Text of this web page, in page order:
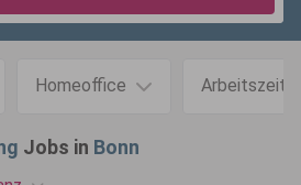
Homeoffice Arbeitszeit
Jobs in Bonn